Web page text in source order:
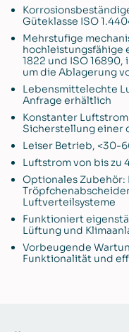
Güteklasse ISO
Mehrstufige
hochleistungsfähige
1822 und ISO
um die Ablagerung
Lebensmittelechte
Anfrage erhältlich
Konstanter
Sicherstellung einer
Leiser Betrieb, <30-
Luftstrom von bis zu
Optionales Zubehör:
Luftverteilsysteme
Funktioniert
Lüftung und
Vorbeugende
Funktionalität und